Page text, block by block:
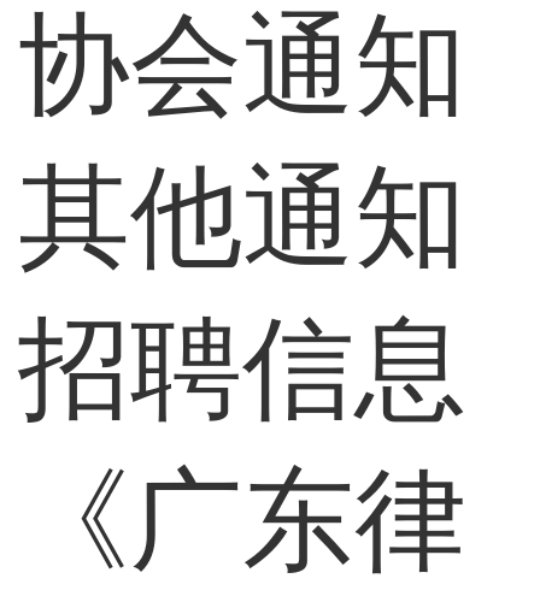
协会通知
其他通知
招聘信息
《广东律